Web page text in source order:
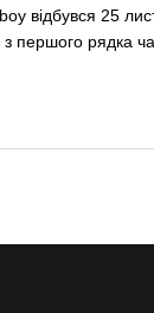
відбувся 25
першого рядка